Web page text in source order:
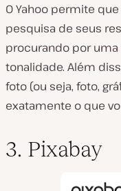
O Yahoo permite
pesquisa de seus
procurando por
tonalidade. Além
foto (ou seja, foto,
exatamente o que
3. Pixabay